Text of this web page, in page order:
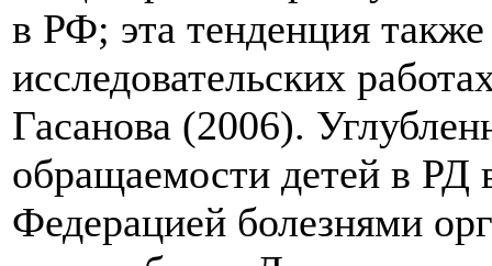
в РФ; эта тенденция также
исследовательских
Гасанова (2006).
обращаемости детей в РД
Федерацией болезнями